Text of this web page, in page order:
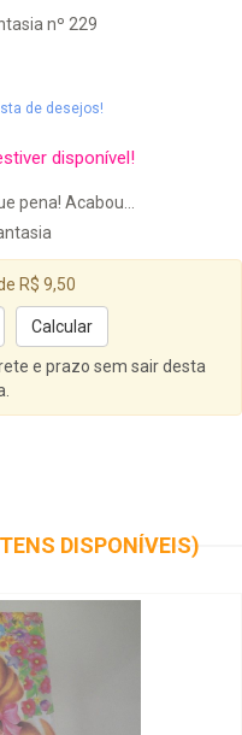
nº 229
de desejos!
disponível!
pena! Acabou...
R$ 9,50
e prazo sem sair desta
DISPONÍVEIS)